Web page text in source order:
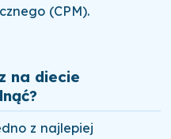
(CPM).
na diecie
z najlepiej